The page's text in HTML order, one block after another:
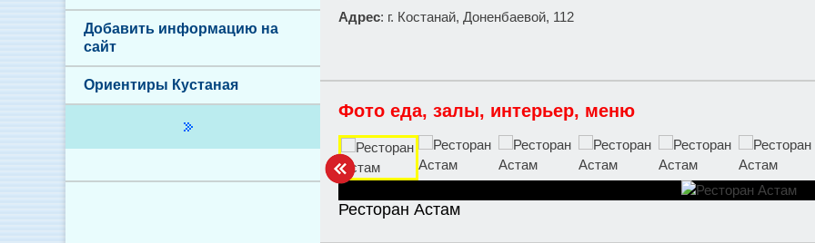
Адрес: г. Костанай, Доненбаевой, 112
Фото еда, залы, интерьер, меню
Ресторан Астам
Добавить информацию на
сайт
Ориентиры Кустаная